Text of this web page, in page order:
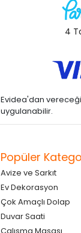
4
Evidea'dan
uygulanabilir.
Popüler
Avize ve Sarkıt
Ev Dekorasyon
Çok Amaçlı Dolap
Duvar Saati
Çalışma Masası